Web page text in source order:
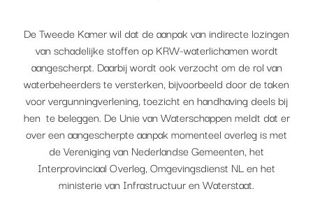
De Tweede Kamer wil dat de aanpak van indirecte lozingen
van schadelijke stoffen op KRW-waterlichamen wordt
aangescherpt. Daarbij wordt ook verzocht om de rol van
waterbeheerders te versterken, bijvoorbeeld door de taken
voor vergunningverlening, toezicht en handhaving deels bij
hen te beleggen. De Unie van Waterschappen meldt dat er
over een aangescherpte aanpak momenteel overleg is met
de Vereniging van Nederlandse Gemeenten, het
Interprovinciaal Overleg, Omgevingsdienst NL en het
ministerie van Infrastructuur en Waterstaat.